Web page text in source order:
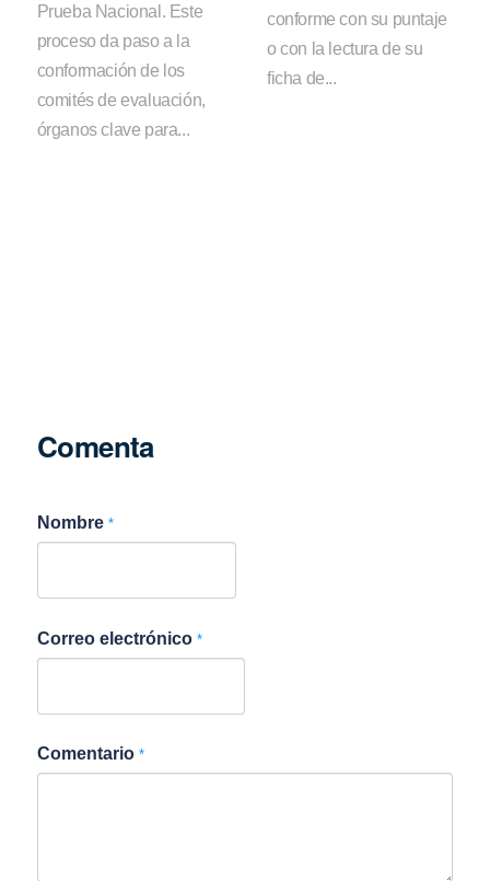
Prueba Nacional. Este
proceso da paso a la
conformación de los
comités de evaluación,
órganos clave para...
conforme con su puntaje
o con la lectura de su
ficha de...
Comenta
Nombre *
Correo electrónico *
Comentario *